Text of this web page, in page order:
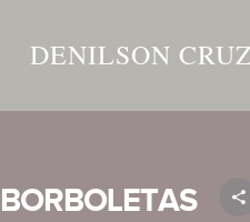
DENILSON